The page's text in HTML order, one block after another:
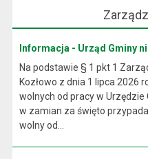
Informacja - Urząd Gminy
Na podstawie § 1 pkt 1
Kozłowo z dnia 1 lipca 2026
wolnych od pracy w Urzędzie
w zamian za święto
wolny od...